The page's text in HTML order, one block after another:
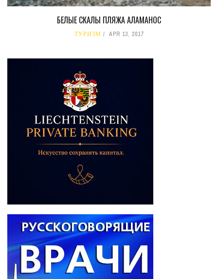
БЕЛЫЕ СКАЛЫ ПЛЯЖА АЛАМАНОС
ТУРИЗМ APR 13, 2017